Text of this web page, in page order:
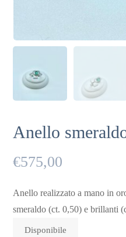
Anello
€575,00
Anello realizzato a mano in
smeraldo (ct. 0,50) e brillanti
Disponibile